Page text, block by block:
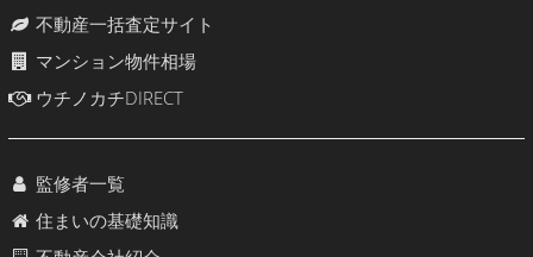
不動産一括査定サイト
マンション物件相場
ウチノカチDIRECT
監修者一覧
住まいの基礎知識